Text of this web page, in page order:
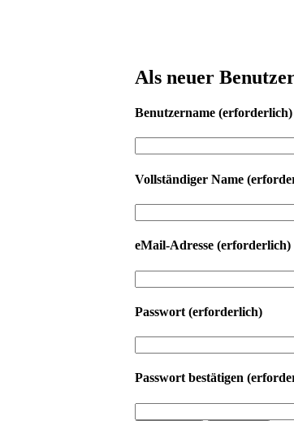
Als neuer
Benutzername (erforderlich)
Vollständiger Name
eMail-Adresse (erforderlich)
Passwort (erforderlich)
Passwort bestätigen